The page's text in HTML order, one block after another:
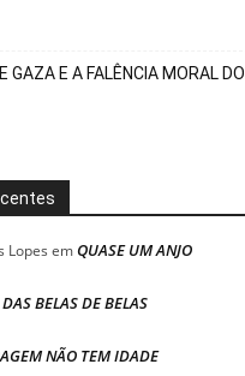
GAZA E A FALÊNCIA MORAL DO
Lopes emQUASE UM ANJO
BELAS DE BELAS
NÃO TEM IDADE